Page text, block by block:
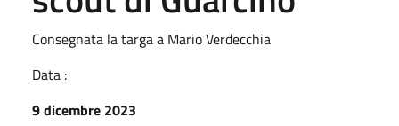
Consegnata la targa a Mario Verdecchia
Data :
9 dicembre 2023